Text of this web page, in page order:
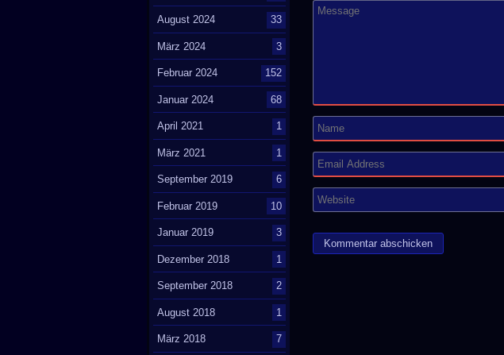
August 2024 33
März 2024 3
Februar 2024 152
Januar 2024 68
April 2021 1
März 2021 1
September 2019 6
Februar 2019 10
Januar 2019 3
Dezember 2018 1
September 2018 2
August 2018 1
März 2018 7